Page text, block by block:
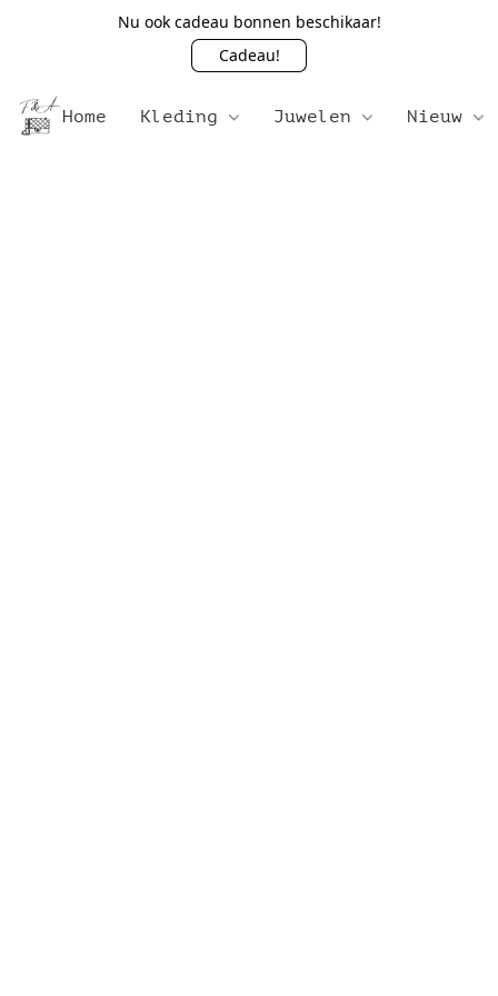
Nu ook cadeau bonnen beschikaar!
Cadeau!
Home Kleding Juwelen Nieuw